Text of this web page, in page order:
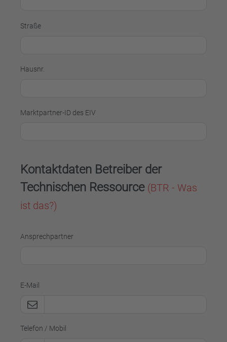
Straße
Hausnr.
Marktpartner-ID des EIV
Kontaktdaten Betreiber der
Technischen Ressource (BTR - Was
ist das?)
Ansprechpartner
E-Mail
Telefon / Mobil